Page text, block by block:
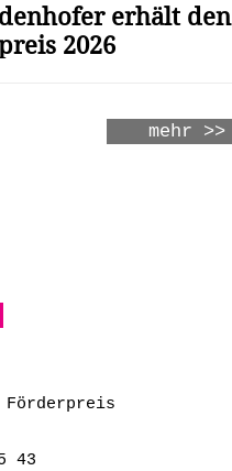
erhält den
2026
mehr >>
Förderpreis
43